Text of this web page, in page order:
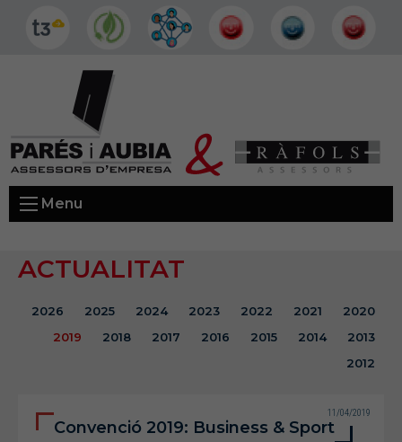
Menu
ACTUALITAT
2026 2025 2024 2023 2022 2021
2020
2019
2018 2017 2016 2015 2014
2013
2012
Convenció 2019: Business & Sport
11/04/2019